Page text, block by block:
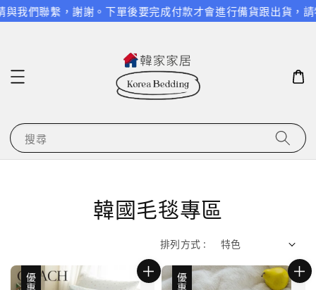
們聯繫，謝謝。下單後要完成付款才會進行備貨跟出貨，請特
搜尋
韓國毛毯專區
排列方式 :
優惠 優惠